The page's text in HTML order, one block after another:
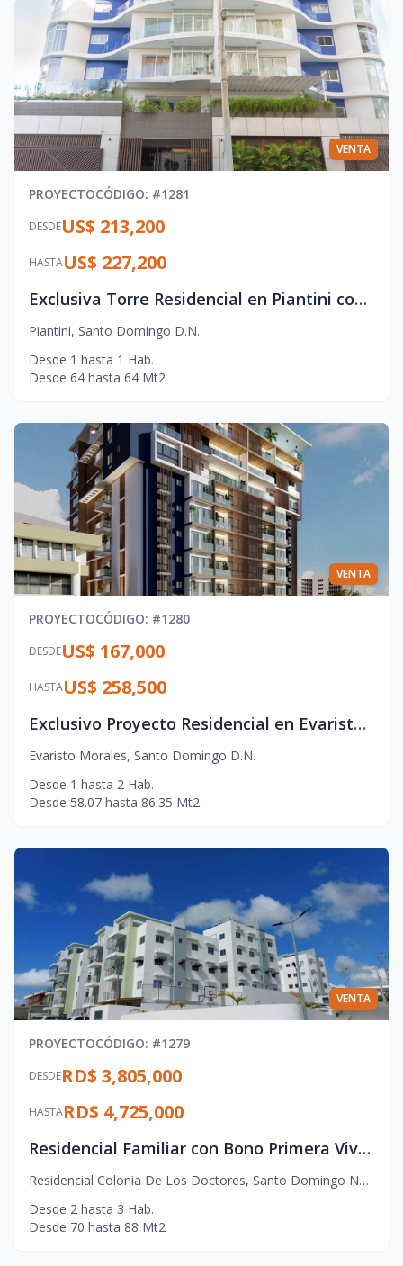
VENTA
PROYECTOCÓDIGO: #1281
DESDEUS$ 213,200
HASTAUS$ 227,200
Exclusiva Torre Residencial en Piantini con Amenidades de Lujo
Piantini, Santo Domingo D.N.
Desde 1 hasta 1 Hab.
Desde 64 hasta 64 Mt2
VENTA
PROYECTOCÓDIGO: #1280
DESDEUS$ 167,000
HASTAUS$ 258,500
Exclusivo Proyecto Residencial en Evaristo Morales con Amenidades Premium
Evaristo Morales, Santo Domingo D.N.
Desde 1 hasta 2 Hab.
Desde 58.07 hasta 86.35 Mt2
VENTA
PROYECTOCÓDIGO: #1279
DESDERD$ 3,805,000
HASTARD$ 4,725,000
Residencial Familiar con Bono Primera Vivienda en Santo Domingo Norte
Residencial Colonia De Los Doctores, Santo Domingo Norte
Desde 2 hasta 3 Hab.
Desde 70 hasta 88 Mt2